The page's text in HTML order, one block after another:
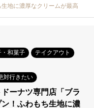
地に濃厚なクリームが最高
・和菓子
テイクアウト
対行きたい
ーナツ専門店「ブラ
！ふわもち生地に濃